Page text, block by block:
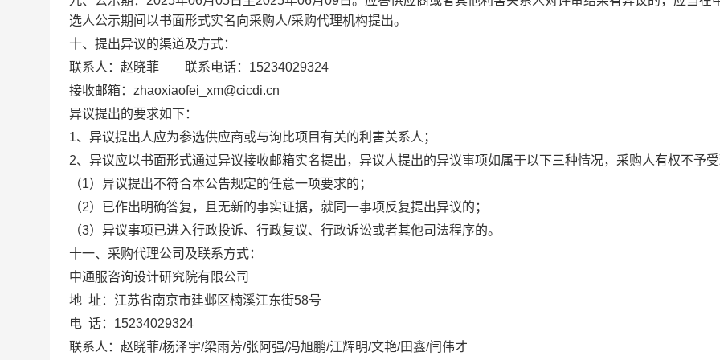
选人公示期间以书面形式实名向采购人/采购代理机构提出。
十、提出异议的渠道及方式：
联系人：赵晓菲
联系电话： 15234029324
接收邮箱： zhaoxiaofei_xm@cicdi.cn
异议提出的要求如下：
1、异议提出人应为参选供应商或与询比项目有关的利害关系人；
2、异议应以书面形式通过异议接收邮箱实名提出，异议人提出的异议事项如属于以下三种情况，采购人有权不予受
（1）异议提出不符合本公告规定的任意一项要求的；
（2）已作出明确答复，且无新的事实证据，就同一事项反复提出异议的；
（3）异议事项已进入行政投诉、行政复议、行政诉讼或者其他司法程序的。
十一、采购代理公司及联系方式：
中通服咨询设计研究院有限公司
地 址：江苏省南京市建邺区楠溪江东街58号
电 话： 15234029324
联系人：赵晓菲/杨泽宇/梁雨芳/张阿强/冯旭鹏/江辉明/文艳/田鑫/闫伟才